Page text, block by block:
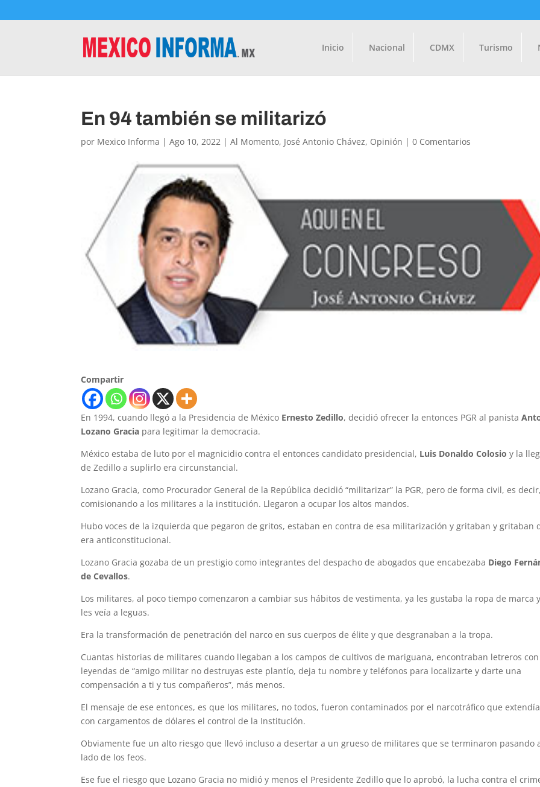
Inicio Nacional CDMX Turismo
En 94 también se militarizó
por Mexico Informa |Ago 10, 2022 |Al Momento, José Antonio Chávez, Opinión |0 Comentarios
Compartir
En 1994, cuando llegó a la Presidencia de México Ernesto Zedillo, decidió ofrecer la entonces PGR al panista
Lozano Gracia para legitimar la democracia.
México estaba de luto por el magnicidio contra el entonces candidato presidencial, Luis Donaldo Colosio y la
de Zedillo a suplirlo era circunstancial.
Lozano Gracia, como Procurador General de la República decidió “militarizar” la PGR, pero de forma civil, es decir,
comisionando a los militares a la institución. Llegaron a ocupar los altos mandos.
Hubo voces de la izquierda que pegaron de gritos, estaban en contra de esa militarización y gritaban y gritaban
era anticonstitucional.
Lozano Gracia gozaba de un prestigio como integrantes del despacho de abogados que encabezaba Diego
de Cevallos.
Los militares, al poco tiempo comenzaron a cambiar sus hábitos de vestimenta, ya les gustaba la ropa de marca
les veía a leguas.
Era la transformación de penetración del narco en sus cuerpos de élite y que desgranaban a la tropa.
Cuantas historias de militares cuando llegaban a los campos de cultivos de mariguana, encontraban letreros con
leyendas de “amigo militar no destruyas este plantío, deja tu nombre y teléfonos para localizarte y darte una
compensación a ti y tus compañeros”, más menos.
El mensaje de ese entonces, es que los militares, no todos, fueron contaminados por el narcotráfico que
con cargamentos de dólares el control de la Institución.
Obviamente fue un alto riesgo que llevó incluso a desertar a un grueso de militares que se terminaron pasando
lado de los feos.
Ese fue el riesgo que Lozano Gracia no midió y menos el Presidente Zedillo que lo aprobó, la lucha contra el